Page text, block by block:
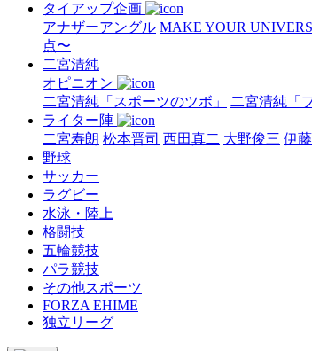
タイアップ企画
アナザーアングル MAKE YOUR
点〜
二宮清純
オピニオン
二宮清純「スポーツのツボ」
二宮清純「
ライター陣
二宮寿朗 松本晋司 西田真二 大野俊三 伊
野球
サッカー
ラグビー
水泳・陸上
格闘技
五輪競技
パラ競技
その他スポーツ
FORZA EHIME
独立リーグ